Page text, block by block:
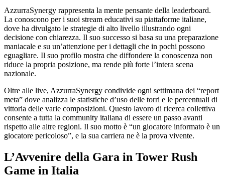
AzzurraSynergy rappresenta la mente pensante della leaderboard.
La conoscono per i suoi stream educativi su piattaforme italiane,
dove ha divulgato le strategie di alto livello illustrando ogni
decisione con chiarezza. Il suo successo si basa su una preparazione
maniacale e su un’attenzione per i dettagli che in pochi possono
eguagliare. Il suo profilo mostra che diffondere la conoscenza non
riduce la propria posizione, ma rende più forte l’intera scena
nazionale.
Oltre alle live, AzzurraSynergy condivide ogni settimana dei “report
meta” dove analizza le statistiche d’uso delle torri e le percentuali di
vittoria delle varie composizioni. Questo lavoro di ricerca collettiva
consente a tutta la community italiana di essere un passo avanti
rispetto alle altre regioni. Il suo motto è “un giocatore informato è un
giocatore pericoloso”, e la sua carriera ne è la prova vivente.
L’Avvenire della Gara in Tower Rush
Game in Italia